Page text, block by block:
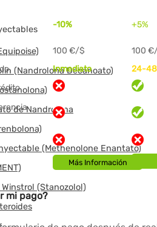
(Nandrolona Decanoato)
de Nandrolona
(Methenolone Enantato)
(Stanozolol)
-10% +5%
100 €/$ 100
Inmediato 24-
Más Información
mi pago?